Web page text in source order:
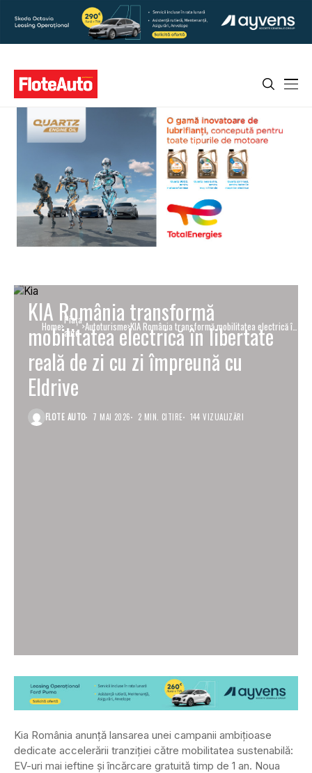
Home Piaţa
auto Autoturisme KIA România transformă mobilitatea electrică în
libertate reală de zi cu zi împreună cu Eldrive
KIA România transformă
mobilitatea electrică în libertate
reală de zi cu zi împreună cu
Eldrive
FLOTE AUTO 7 MAI 2026 2 MIN. CITIRE 144 VIZUALIZĂRI
Kia România anunță lansarea unei campanii ambițioase
dedicate accelerării tranziției către mobilitatea sustenabilă:
EV-uri mai ieftine și încărcare gratuită timp de 1 an. Noua